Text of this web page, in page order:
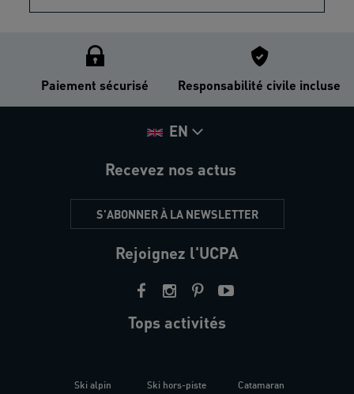
Paiement sécurisé Responsabilité civile incluse
EN
Recevez nos actus
S'ABONNER À LA NEWSLETTER
Rejoignez l'UCPA
Tops activités
Ski alpin Ski hors-piste Catamaran